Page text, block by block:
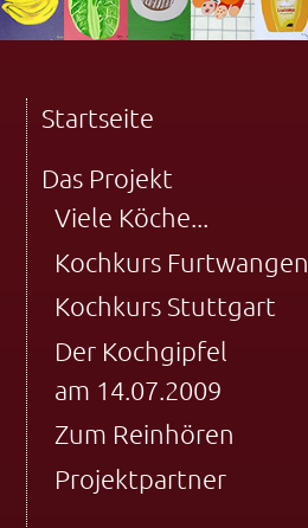
Startseite
Das Projekt
Viele Köche...
Kochkurs Furtwangen
Kochkurs Stuttgart
Der Kochgipfel
am 14.07.2009
Zum Reinhören
Projektpartner